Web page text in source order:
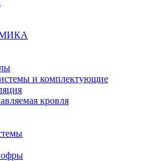
и комплектующие
кровля